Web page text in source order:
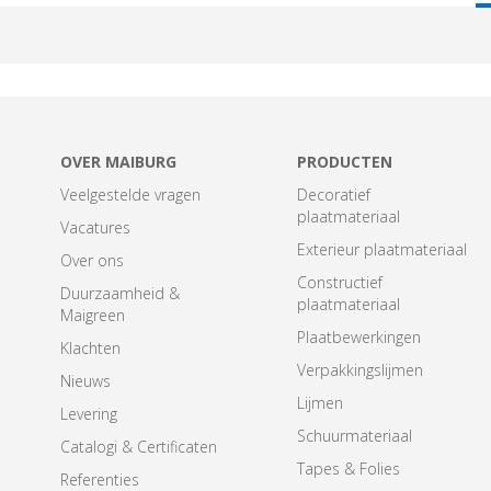
OVER MAIBURG
Veelgestelde vragen
Vacatures
Over ons
Duurzaamheid &
Maigreen
Klachten
Nieuws
Levering
Catalogi & Certificaten
Referenties
PRODUCTEN
Decoratief
plaatmateriaal
Exterieur plaatmateriaal
Constructief
plaatmateriaal
Plaatbewerkingen
Verpakkingslijmen
Lijmen
Schuurmateriaal
Tapes & Folies